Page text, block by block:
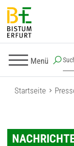
Menü
Startseite